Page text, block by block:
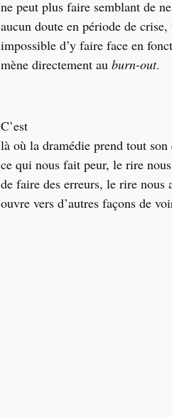
ne peut plus faire semblant de
aucun doute en période de
impossible d’y faire face en
mène directement au burn-out.
C’est
là où la dramédie prend tout
ce qui nous fait peur, le rire
de faire des erreurs, le rire nous
ouvre vers d’autres façons de